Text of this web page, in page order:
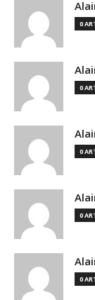
0
0
0
0
0